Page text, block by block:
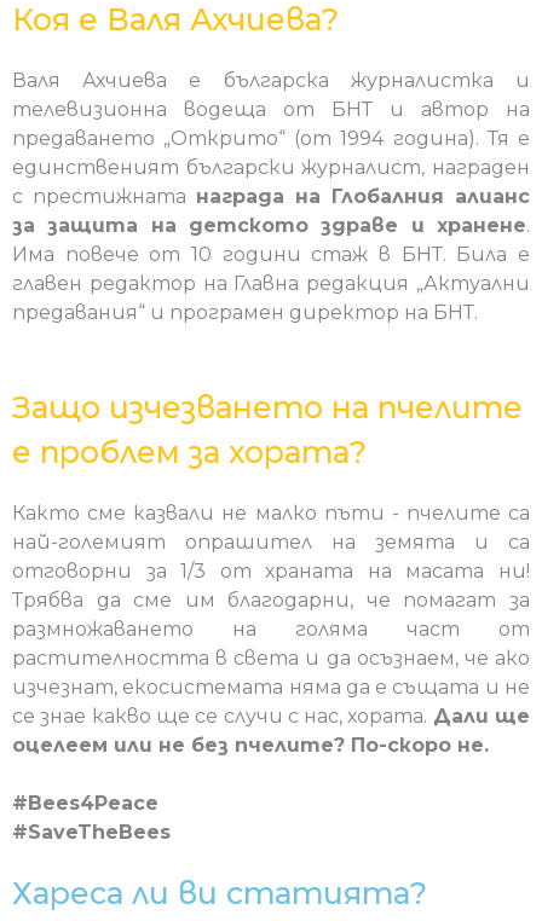
Коя е Валя Ахчиева?
Валя Ахчиева е българска журналистка и
телевизионна водеща от БНТ и автор на
предаването „Открито“ (от 1994 година). Тя е
единственият български журналист, награден
с престижната награда на Глобалния алианс
за защита на детското здраве и хранене.
Има повече от 10 години стаж в БНТ. Била е
главен редактор на Главна редакция „Актуални
предавания“ и програмен директор на БНТ.
Защо изчезването на пчелите
е проблем за хората?
Както сме казвали не малко пъти - пчелите са
най-големият опрашител на земята и са
отговорни за 1/3 от храната на масата ни!
Трябва да сме им благодарни, че помагат за
размножаването на голяма част от
растителността в света и да осъзнаем, че ако
изчезнат, екосистемата няма да е същата и не
се знае какво ще се случи с нас, хората. Дали ще
оцелеем или не без пчелите? По-скоро не.
#Bees4Peace
#SaveTheBees
Хареса ли ви статията?